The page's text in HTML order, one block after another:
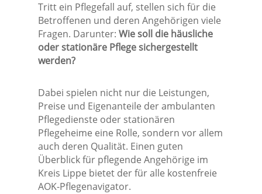
Tritt ein Pflegefall auf, stellen sich für die
Betroffenen und deren Angehörigen viele
Fragen. Darunter: Wie soll die häusliche
oder stationäre Pflege sichergestellt
werden?
Dabei spielen nicht nur die Leistungen,
Preise und Eigenanteile der ambulanten
Pflegedienste oder stationären
Pflegeheime eine Rolle, sondern vor allem
auch deren Qualität. Einen guten
Überblick für pflegende Angehörige im
Kreis Lippe bietet der für alle kostenfreie
AOK-Pflegenavigator.